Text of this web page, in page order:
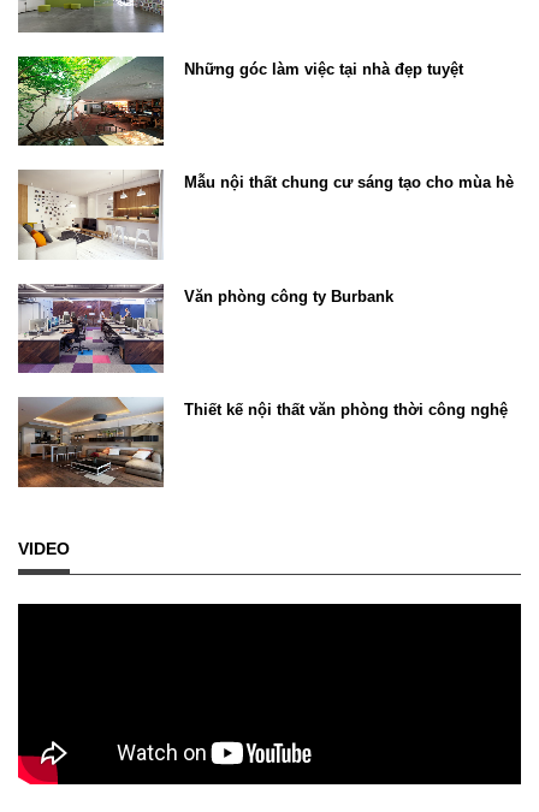
Những góc làm việc tại nhà đẹp tuyệt
Mẫu nội thất chung cư sáng tạo cho mùa hè
Văn phòng công ty Burbank
Thiết kế nội thất văn phòng thời công nghệ
VIDEO